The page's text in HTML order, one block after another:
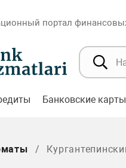
портал
Банковские карты